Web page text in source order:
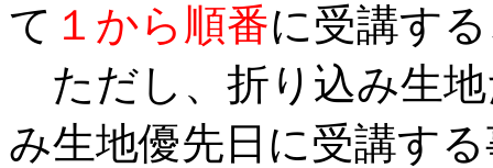
て １から順番に受講す
ただし、折り込み生
み生地優先日に受講す